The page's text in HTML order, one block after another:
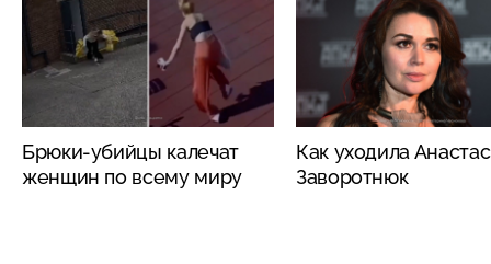
Брюки-убийцы калечат
женщин по всему миру
Как уходила
Заворотнюк